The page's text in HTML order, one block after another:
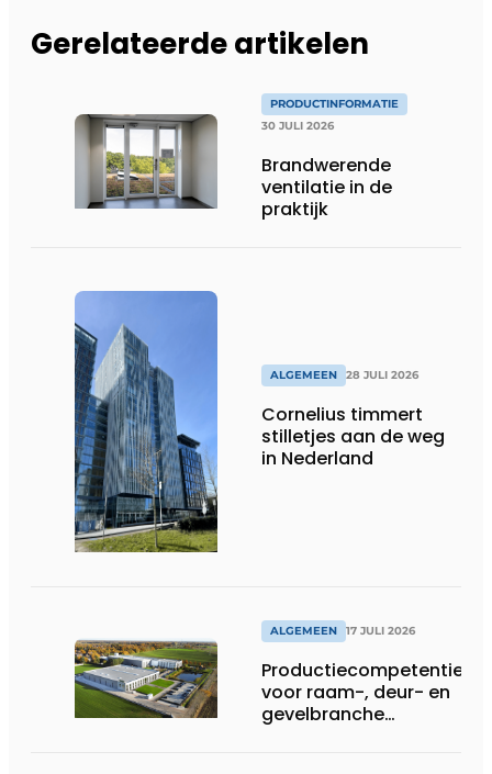
Gerelateerde artikelen
PRODUCTINFORMATIE
30 JULI 2026
Brandwerende
ventilatie in de
praktijk
ALGEMEEN 28 JULI 2026
Cornelius timmert
stilletjes aan de weg
in Nederland
ALGEMEEN 17 JULI 2026
Productiecompetentie
voor raam-, deur- en
gevelbranche